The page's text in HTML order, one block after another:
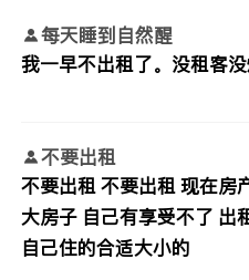
每天睡到自然醒
我一早不出租了。没租客
不要出租
不要出租 不要出租 现在房
大房子 自己有享受不了 出
自己住的合适大小的